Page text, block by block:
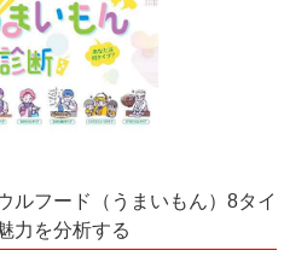
ルフード（うまいもん）8タイ
力を分析する